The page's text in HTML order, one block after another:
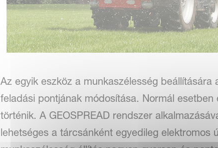
Az egyik eszköz a munkaszélesség
feladási pontjának módosítása. Normál
történik. A GEOSPREAD rendszer
lehetséges a tárcsánként egyedileg